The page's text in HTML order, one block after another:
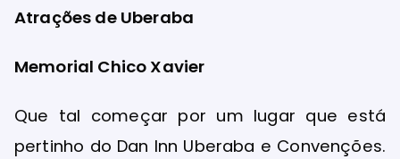
Atrações de Uberaba
Memorial Chico Xavier
Que tal começar por um lugar que está
pertinho do Dan Inn Uberaba e Convenções.